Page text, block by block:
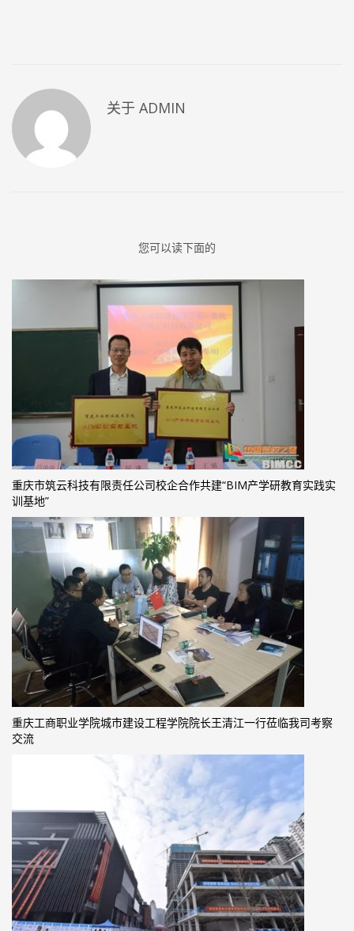
关于 ADMIN
您可以读下面的
重庆市筑云科技有限责任公司校企合作共建“BIM产学研教育实践实
训基地”
重庆工商职业学院城市建设工程学院院长王清江一行莅临我司考察
交流